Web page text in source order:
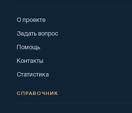
О проекте
Задать вопрос
Помощь
Контакты
Статистика
СПРАВОЧНИК